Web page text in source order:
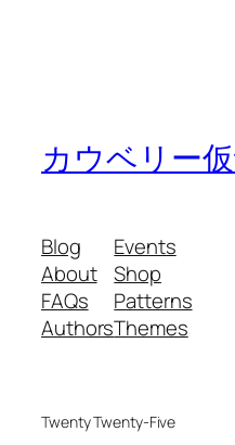
カウベリー
Blog
About
FAQs
Authors
Events
Shop
Patterns
Themes
Twenty Twenty-Five